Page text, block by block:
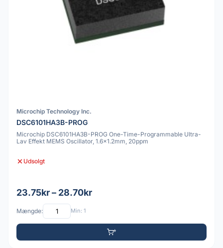
Microchip Technology Inc.
DSC6101HA3B-PROG
Microchip DSC6101HA3B-PROG One-Time-Programmable Ultra-
Lav Effekt MEMS Oscillator, 1.6x1.2mm, 20ppm
Udsolgt
23.75kr – 28.70kr
Mængde: Min: 1